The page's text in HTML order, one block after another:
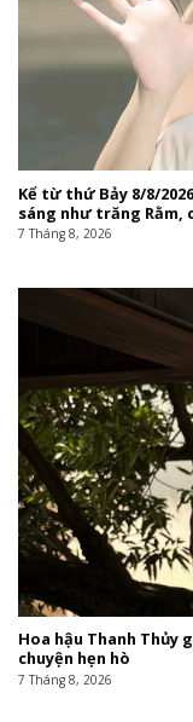
Kể từ thứ Bảy 8/8/
sáng như trăng Rằm,
7 Tháng 8, 2026
Hoa hậu Thanh Thủy
chuyện hẹn hò
7 Tháng 8, 2026